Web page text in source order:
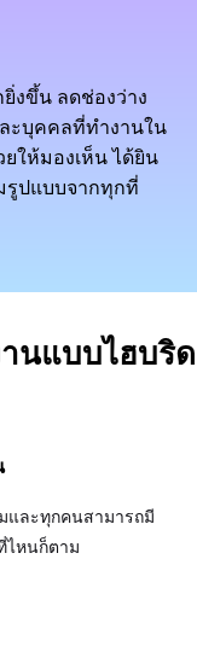
งขึ้น ลดช่องว่าง
ะบุคคลที่ทำงานใน
ให้มองเห็น ได้ยิน
รูปแบบจากทุกที่
นแบบไฮบริด
และทุกคนสามารถมี
ไหนก็ตาม